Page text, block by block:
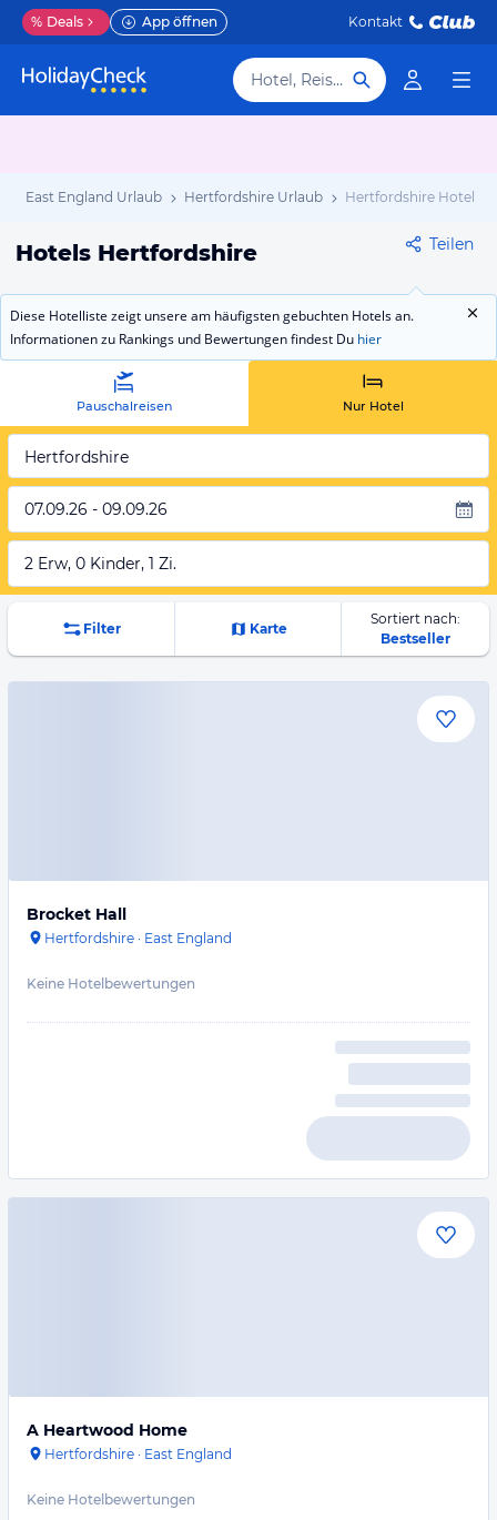
% Deals App öffnen Kontakt
Hotel, Reiseziel
East England Urlaub Hertfordshire Urlaub Hertfordshire Hotels
Hotels Hertfordshire Teilen
Diese Hotelliste zeigt unsere am häufigsten gebuchten Hotels an.
Informationen zu Rankings und Bewertungen findest Du hier
Pauschalreisen Nur Hotel
Hertfordshire
07.09.26 - 09.09.26
2 Erw, 0 Kinder, 1 Zi.
Filter Karte
Sortiert nach:
Bestseller
Brocket Hall
Hertfordshire · East England
Keine Hotelbewertungen
A Heartwood Home
Hertfordshire · East England
Keine Hotelbewertungen